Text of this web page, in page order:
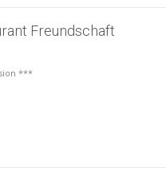
Freundschaft
***